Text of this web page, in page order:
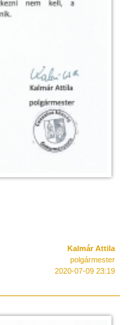
Kalmár Attila
polgármester
2020-07-09 23:19